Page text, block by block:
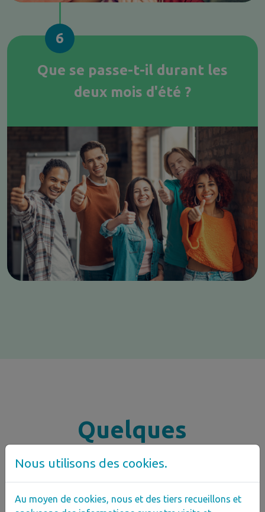
6
Que se passe-t-il durant les
deux mois d'été ?
Quelques
témoignages
Nous utilisons des cookies.
Au moyen de cookies, nous et des tiers recueillons et